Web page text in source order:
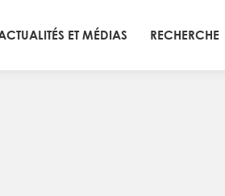
ET MÉDIAS RECHERCHE